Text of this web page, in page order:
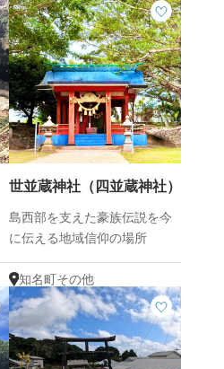
世並蔵神社（四並蔵神社）
島西部を支えた豪族伝説を今
に伝える地域信仰の場所
知名町その他